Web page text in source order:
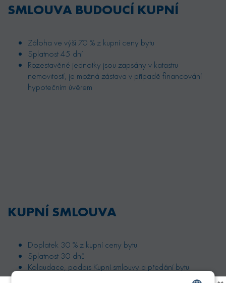
SMLOUVA BUDOUCÍ KUPNÍ
Záloha ve výši 70 % z kupní ceny bytu
Splatnost 45 dní
Rozestavěné jednotky jsou zapsány v katastru
nemovitostí, je možná zástava v případě financování
hypotečním úvěrem
KUPNÍ SMLOUVA
Doplatek 30 % z kupní ceny bytu
Splatnost 30 dnů
Kolaudace, podpis Kupní smlouvy a předání bytu